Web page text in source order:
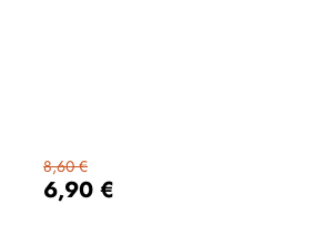
6,90 €
8,60 €